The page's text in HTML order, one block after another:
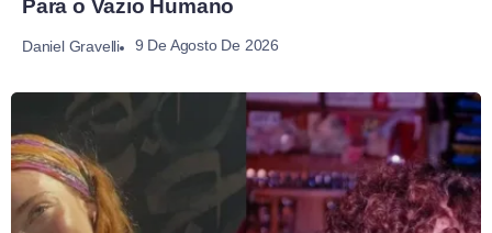
Para o Vazio Humano
Daniel Gravelli 9 De Agosto De 2026